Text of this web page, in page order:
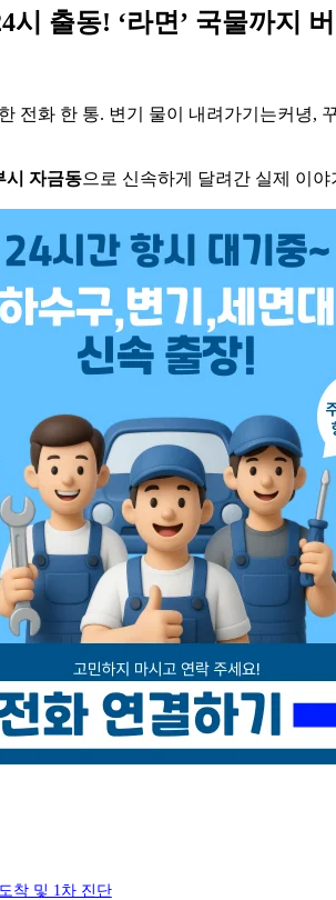
시 출동! ‘라면’ 국물까지
전화 한 통. 변기 물이 내려가기는커녕,
시 자금동으로 신속하게 달려간 실제 이야
착 및 1차 진단